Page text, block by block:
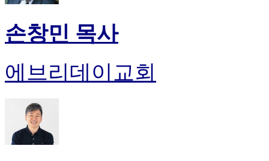
손창민 목사
에브리데이교회